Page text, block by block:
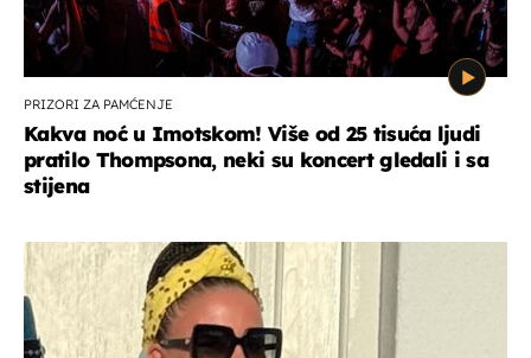
PRIZORI ZA PAMĆENJE
Kakva noć u Imotskom! Više od 25 tisuća ljudi
pratilo Thompsona, neki su koncert gledali i sa
stijena